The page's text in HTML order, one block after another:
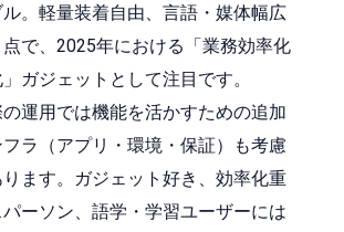
。軽量装着自由、言語・媒体幅広
点で、2025年における「業務効率化
ガジェットとして注目です。
運用では機能を活かすための追加
ラ（アプリ・環境・保証）も考慮
ます。ガジェット好き、効率化重
ーソン、語学・学習ユーザーには